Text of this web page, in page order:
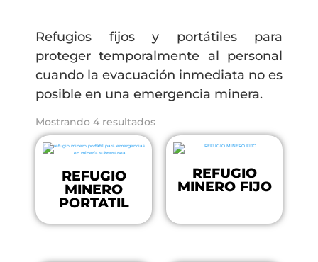
Refugios fijos y portátiles para
proteger temporalmente al personal
cuando la evacuación inmediata no es
posible en una emergencia minera.
Mostrando 4 resultados
REFUGIO
MINERO
PORTATIL
REFUGIO
MINERO FIJO